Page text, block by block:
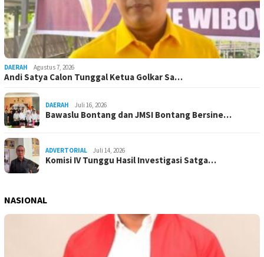
DAERAH Agustus 7, 2026
Andi Satya Calon Tunggal Ketua Golkar Sa…
DAERAH Juli 16, 2026
Bawaslu Bontang dan JMSI Bontang Bersine…
ADVERTORIAL Juli 14, 2026
Komisi IV Tunggu Hasil Investigasi Satga…
NASIONAL